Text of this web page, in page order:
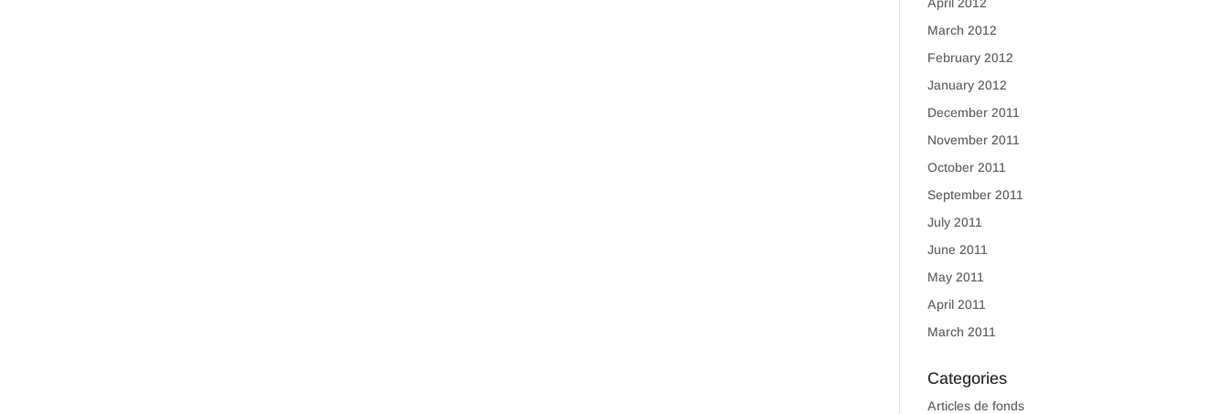
March 2012
February 2012
January 2012
December 2011
November 2011
October 2011
September 2011
July 2011
June 2011
May 2011
April 2011
March 2011
Categories
Articles de fonds